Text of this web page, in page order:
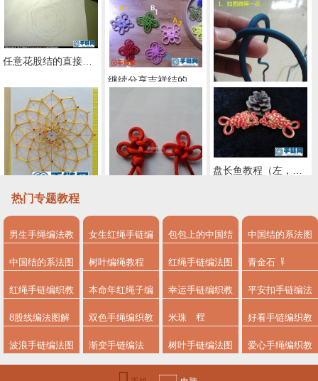
任意花股结的直接编法
股比花大一的花股结徒手扩展法
热门专题教程
男生手绳编法教
程
女生红绳手链编
法
包包上的中国结
系法图解
中国结的系法图
解
中国结的系法图
解，分享简单易
学的编绳入门制
作教程
树叶编绳教程 红绳手链编法图
解
青金石
红绳手链编织教
程
本命年红绳子编
法
幸运手链编织教
程
平安扣手链编法
8股线编法图解 双色手绳编织教
程
米珠 好看手链编织教
程图解
波浪手链编法图 渐变手链编法 树叶手链编法图 爱心手绳编织教